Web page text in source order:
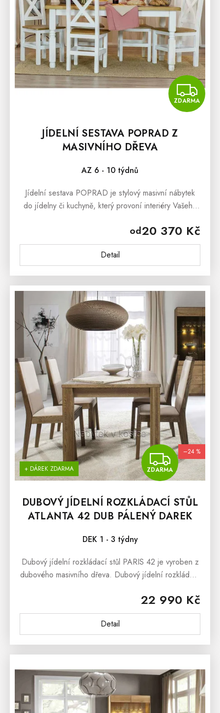
U
T
Ů
ZDARMA
JÍDELNÍ SESTAVA POPRAD Z
MASIVNÍHO DŘEVA
AZ 6 - 10 týdnů
od20 370 Kč
Detail
Jídelní sestava POPRAD je stylový masivní nábytek
do jídelny či kuchyně, který provoní interiéry Vašeho
se výborně hodí jako...
+ DÁREK ZDARMA ZDARMA
–24 %
DUBOVÝ JÍDELNÍ ROZKLÁDACÍ STŮL
ATLANTA 42 DUB PÁLENÝ DAREK
DEK 1 - 3 týdny
22 990 Kč
Detail
Dubový jídelní rozkládací stůl PARIS 42 je vyroben z
dubového masivního dřeva. Dubový jídelní rozkládací